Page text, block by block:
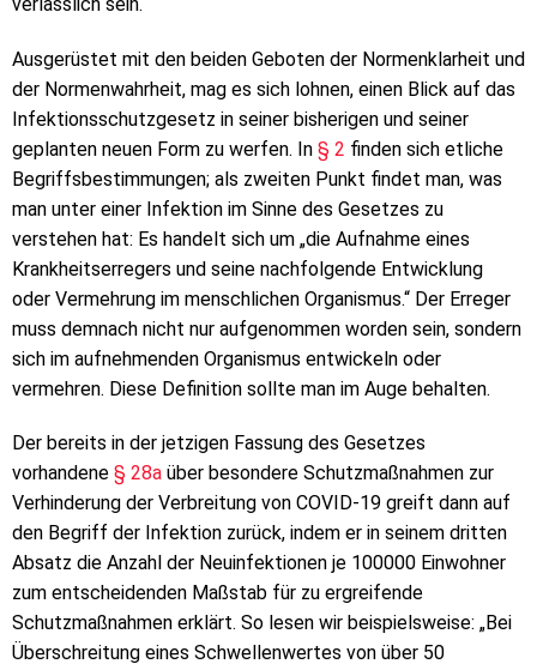
Ausgerüstet mit den beiden Geboten der Normenklarheit und
der Normenwahrheit, mag es sich lohnen, einen Blick auf das
Infektionsschutzgesetz in seiner bisherigen und seiner
geplanten neuen Form zu werfen. In § 2 finden sich etliche
Begriffsbestimmungen; als zweiten Punkt findet man, was
man unter einer Infektion im Sinne des Gesetzes zu
verstehen hat: Es handelt sich um „die Aufnahme eines
Krankheitserregers und seine nachfolgende Entwicklung
oder Vermehrung im menschlichen Organismus.“ Der Erreger
muss demnach nicht nur aufgenommen worden sein, sondern
sich im aufnehmenden Organismus entwickeln oder
vermehren. Diese Definition sollte man im Auge behalten.
Der bereits in der jetzigen Fassung des Gesetzes
vorhandene § 28a über besondere Schutzmaßnahmen zur
Verhinderung der Verbreitung von COVID-19 greift dann auf
den Begriff der Infektion zurück, indem er in seinem dritten
Absatz die Anzahl der Neuinfektionen je 100000 Einwohner
zum entscheidenden Maßstab für zu ergreifende
Schutzmaßnahmen erklärt. So lesen wir beispielsweise: „Bei
Überschreitung eines Schwellenwertes von über 50